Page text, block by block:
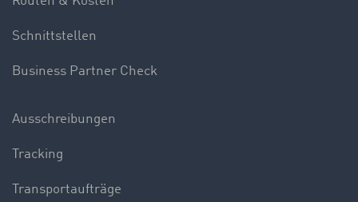
Schnittstellen
Business Partner Check
Ausschreibungen
Tracking
Transportaufträge